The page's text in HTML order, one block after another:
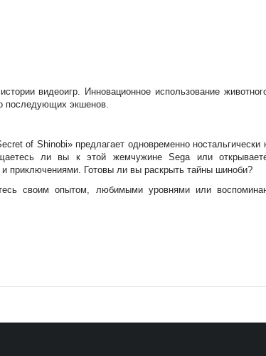
видеоигр. Инновационное использование
последующих экшенов.
of Shinobi» предлагает одновременно ностальгически
ли вы к этой жемчужине Sega или
приключениями. Готовы ли вы раскрыть тайны шиноби?
своим опытом, любимыми уровнями или